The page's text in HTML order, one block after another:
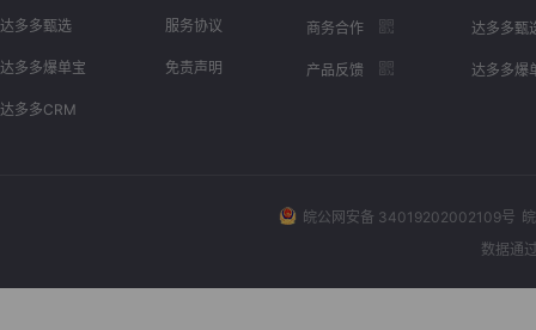
达多多甄选
达多多爆单宝
达多多CRM
服务协议
免责声明
商务合作
产品反馈
达多多甄
达多多爆
皖公网安备 34019202002109号
数据通